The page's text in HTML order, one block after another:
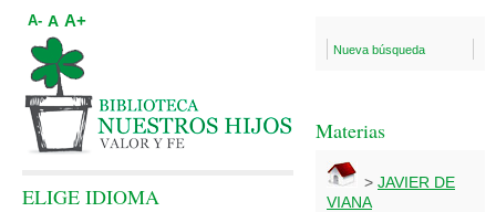
Nueva búsqueda
Materias
> JAVIER DE
VIANA
A- A A+
ELIGE IDIOMA